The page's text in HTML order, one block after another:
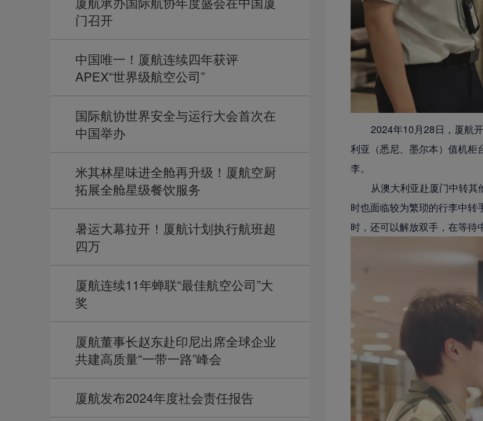
门召开
中国唯一！厦航连续四年获评
APEX“世界级航空公司”
国际航协世界安全与运行大会首次在
中国举办
米其林星味进全舱再升级！厦航空厨
拓展全舱星级餐饮服务
暑运大幕拉开！厦航计划执行航班超
四万
厦航连续11年蝉联“最佳航空公司”大
奖
厦航董事长赵东赴印尼出席全球企业
共建高质量“一带一路”峰会
厦航发布2024年度社会责任报告
2024年10月28日，厦航
利亚（悉尼、墨尔本）值机柜
李。
从澳大利亚赴厦门中转
时也面临较为繁琐的行李中
时，还可以解放双手，在等待